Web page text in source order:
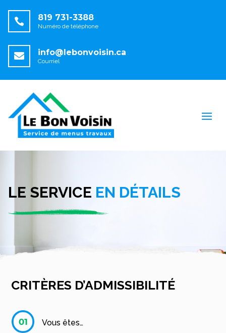
 819 731-3388
Numéro de téléphone
 info@lebonvoisin.ca
Courriel
LE SERVICE EN DÉTAILS
CRITÈRES D’ADMISSIBILITÉ
Vous êtes…